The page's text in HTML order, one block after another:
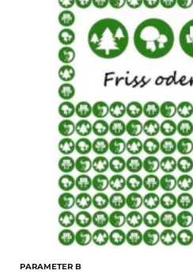
PARAMETER B